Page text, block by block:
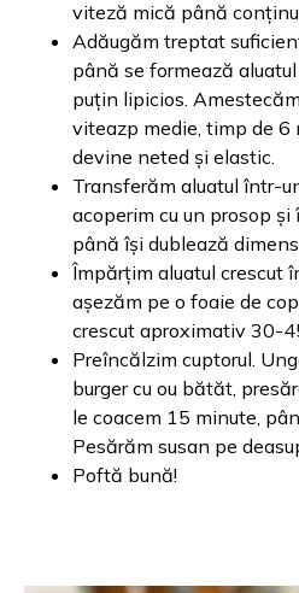
viteză mică până
Adăugăm treptat
până se formează
puțin lipicios.
viteazp medie, timp de 6
devine neted și elastic.
Transferăm aluatul într-
acoperim cu un prosop și
până își dublează
Împărțim aluatul crescut
așezăm pe o foaie de
crescut aproximativ 30-
Preîncălzim cuptorul.
burger cu ou bătăt,
le coacem 15 minute,
Pesărăm susan pe
Poftă bună!